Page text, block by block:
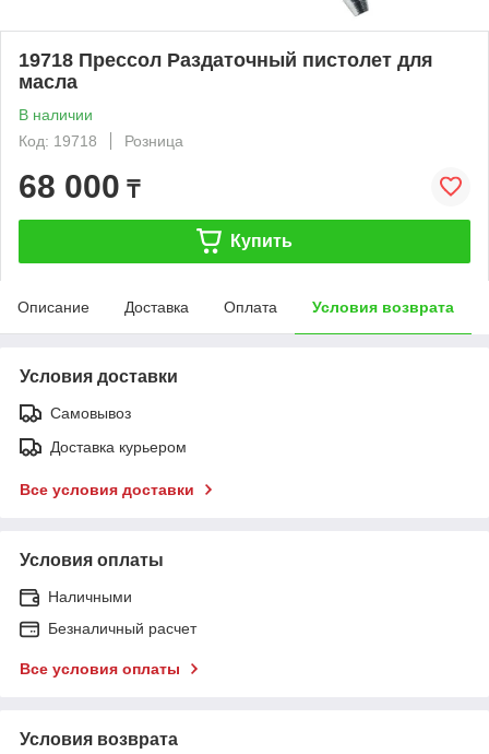
19718 Прессол Раздаточный пистолет для
масла
В наличии
Код: 19718
Розница
68 000 ₸
Купить
Описание Доставка Оплата Условия возврата
Условия доставки
Самовывоз
Доставка курьером
Все условия доставки
Условия оплаты
Наличными
Безналичный расчет
Все условия оплаты
Условия возврата